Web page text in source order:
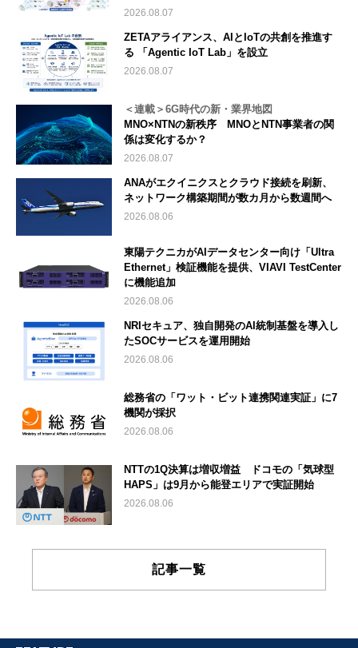
2026.08.07
ZETAアライアンス、AIとIoTの共創を推進す
る 「Agentic IoT Lab」を設立
2026.08.07
＜連載＞6G時代の新・業界地図
MNO×NTNの新秩序 MNOとNTN事業者の関
係は変化するか？
2026.08.07
ANAがエクイニクスとクラウド接続を刷新、
ネットワーク構築期間が数カ月から数週間へ
2026.08.06
東陽テクニカがAIデータセンター向け「Ultra
Ethernet」検証機能を提供、VIAVI TestCenter
に機能追加
2026.08.06
NRIセキュア、独自開発のAI統制基盤を導入し
たSOCサービスを運用開始
2026.08.06
総務省の「ワット・ビット連携関連実証」に7
機関が採択
2026.08.06
NTTの1Q決算は増収増益 ドコモの「気球型
HAPS」は9月から能登エリアで実証開始
2026.08.06
記事一覧